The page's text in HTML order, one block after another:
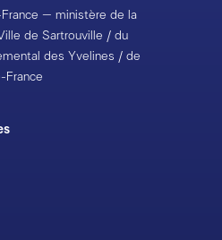
France – ministère de la
de Sartrouville / du
des Yvelines / de
France